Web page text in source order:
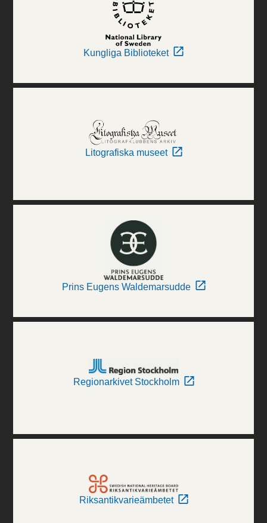
Kungliga Biblioteket
Litografiska museet
Prins Eugens Waldemarsudde
Regionarkivet Stockholm
Riksantikvarieämbetet